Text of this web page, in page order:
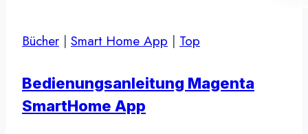
Bücher | Smart Home App | Top
Bedienungsanleitung Magenta
SmartHome App